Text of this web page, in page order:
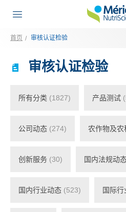
首页 审核认证检验
审核认证检验
所有分类 (1827) 产品测试
公司动态 (274) 农作物及农
创新服务 (30) 国内法规动
国内行业动态 (523) 国际